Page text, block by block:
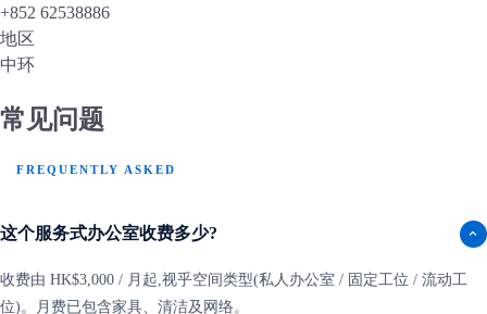
+852 62538886
地区
中环
常见问题
FREQUENTLY ASKED
这个服务式办公室收费多少?
收费由 HK$3,000 / 月起,视乎空间类型(私人办公室 / 固定工位 / 流动工
位)。月费已包含家具、清洁及网络。